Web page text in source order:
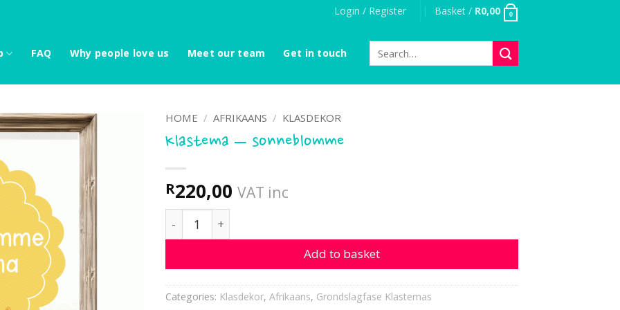
Login / Register Basket / R0,00 0
FAQ Why people love us Meet our team Get in touch
for:
HOME / AFRIKAANS / KLASDEKOR
Klastema – sonneblomme
R220,00 VAT inc
Klastema - sonneblomme quantity
Add to basket
Categories: Klasdekor, Afrikaans, Grondslagfase Klastemas